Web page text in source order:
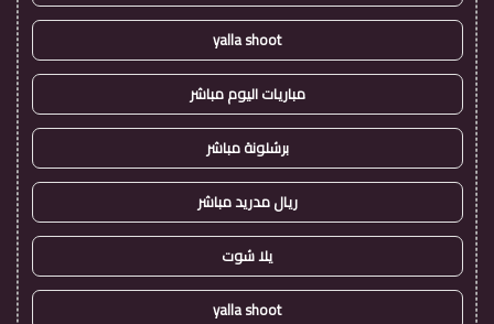
yalla shoot
مباريات اليوم مباشر
برشلونة مباشر
ريال مدريد مباشر
يلا شوت
yalla shoot